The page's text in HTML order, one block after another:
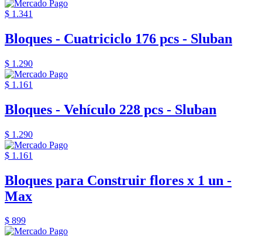
$ 1.341
Bloques - Cuatriciclo 176 pcs - Sluban
$ 1.290
$ 1.161
Bloques - Vehículo 228 pcs - Sluban
$ 1.290
$ 1.161
Bloques para Construir flores x 1 un -
Max
$ 899